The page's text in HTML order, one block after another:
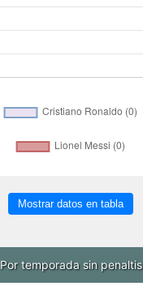
Mostrar datos en tabla
Por temporada sin penaltis